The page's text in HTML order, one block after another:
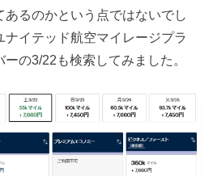
あるのかという点ではないでし
ナイテッド航空マイレージプラ
の3/22も検索してみました。